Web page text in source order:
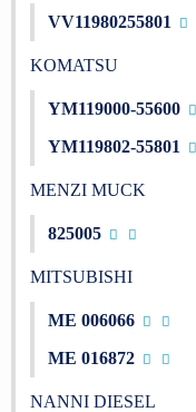
VV11980255801
KOMATSU
YM119000-55600
YM119802-55801
MENZI MUCK
825005
MITSUBISHI
ME 006066
ME 016872
NANNI DIESEL